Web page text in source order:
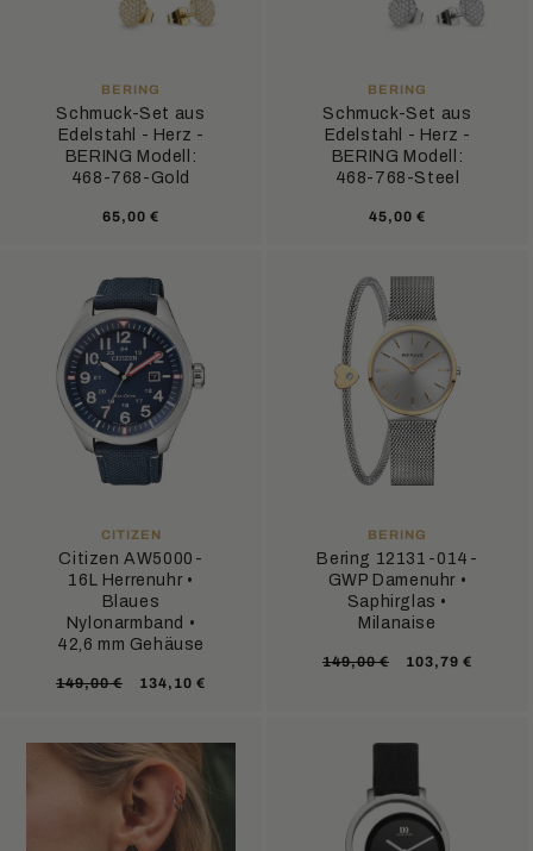
ANBIETER:
BERING
Schmuck-Set aus
Edelstahl - Herz -
BERING Modell:
468-768-Gold
Normaler
65,00 €
ANBIETER:
BERING
Schmuck-Set aus
Edelstahl - Herz -
BERING Modell:
468-768-Steel
Normaler
45,00 €
ANBIETER:
CITIZEN
Citizen AW5000-
16L Herrenuhr •
Blaues
Nylonarmband •
42,6 mm Gehäuse
Normaler
149,00 € Verkaufspreis
134,10 €
ANBIETER:
BERING
Bering 12131-014-
GWP Damenuhr •
Saphirglas •
Milanaise
Normaler
149,00 € 103,79 €